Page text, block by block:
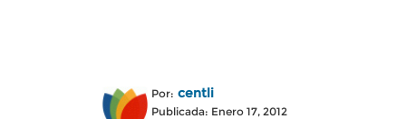
Por: centli
Publicada: Enero 17, 2012